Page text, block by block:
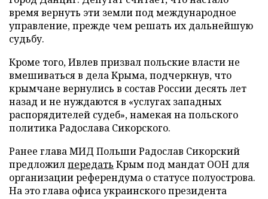
время вернуть эти земли под международное
управление, прежде чем решать их дальнейшую
судьбу.
Кроме того, Ивлев призвал польские власти не
вмешиваться в дела Крыма, подчеркнув, что
крымчане вернулись в состав России десять лет
назад и не нуждаются в «услугах западных
распорядителей судеб», намекая на польского
политика Радослава Сикорского.
Ранее глава МИД Польши Радослав Сикорский
предложилпередать Крым под мандат ООН для
организации референдума о статусе полуострова.
На это глава офиса украинского президента